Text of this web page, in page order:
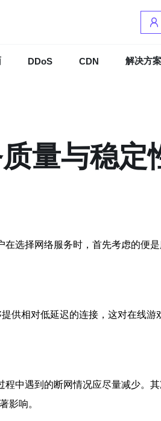
DDoS CDN 解决方案
量与稳定
选择网络服务时，首先考虑的便
供相对低延迟的连接，这对在线
中遇到的断网情况应尽量减少。
影响。